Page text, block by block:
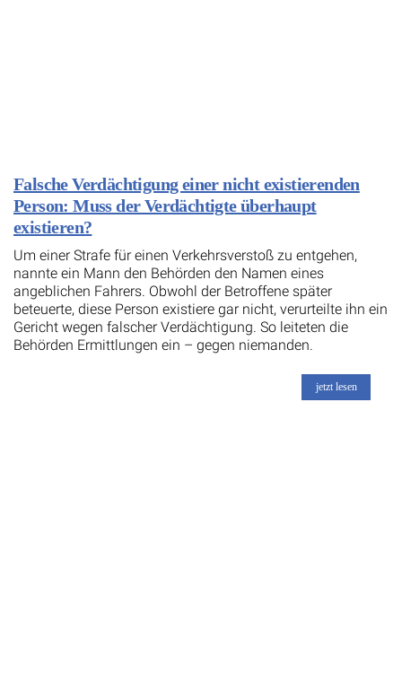
Falsche Verdächtigung einer nicht existierenden
Person: Muss der Verdächtigte überhaupt
existieren?
Um einer Strafe für einen Verkehrsverstoß zu entgehen,
nannte ein Mann den Behörden den Namen eines
angeblichen Fahrers. Obwohl der Betroffene später
beteuerte, diese Person existiere gar nicht, verurteilte ihn ein
Gericht wegen falscher Verdächtigung. So leiteten die
Behörden Ermittlungen ein – gegen niemanden.
jetzt lesen